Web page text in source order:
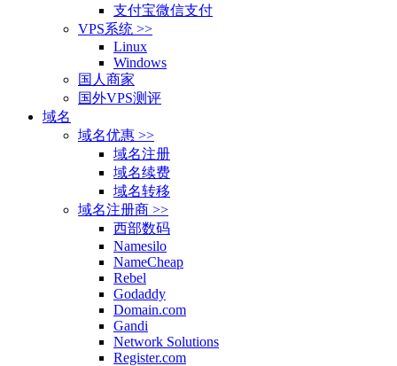
支付宝微信支付
VPS系统 >>
Linux
Windows
国人商家
国外VPS测评
域名
域名优惠 >>
域名注册
域名续费
域名转移
域名注册商 >>
西部数码
Namesilo
NameCheap
Rebel
Godaddy
Domain.com
Gandi
Network Solutions
Register.com